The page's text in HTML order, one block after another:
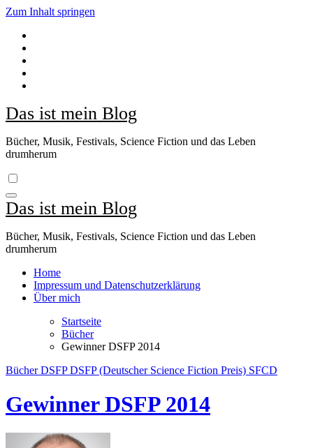
Zum Inhalt springen
Das ist mein Blog
Bücher, Musik, Festivals, Science Fiction und das Leben
drumherum
Das ist mein Blog
Bücher, Musik, Festivals, Science Fiction und das Leben
drumherum
Home
Impressum und Datenschutzerklärung
Über mich
Startseite
Bücher
Gewinner DSFP 2014
BücherDSFPDSFP (Deutscher Science Fiction Preis) SFCD
Gewinner DSFP 2014